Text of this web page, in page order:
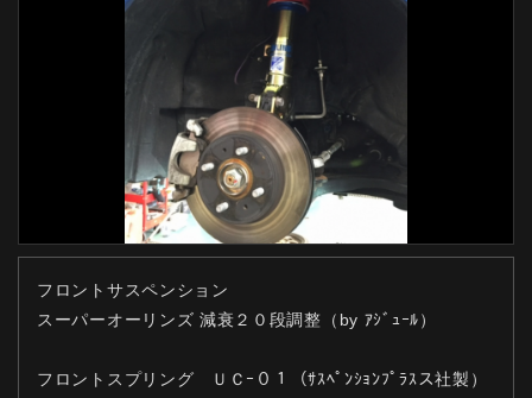
フロントサスペンション
スーパーオーリンズ 減衰２０段調整 （by ｱｼﾞｭｰﾙ）
フロントスプリング ＵＣｰ０１
（ｻｽﾍﾟﾝｼｮﾝﾌﾟﾗｽス社製）